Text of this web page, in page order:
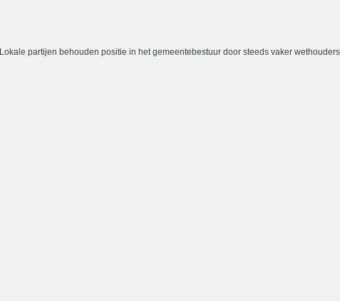
Lokale partijen behouden positie in het gemeentebestuur door steeds vaker wethouders